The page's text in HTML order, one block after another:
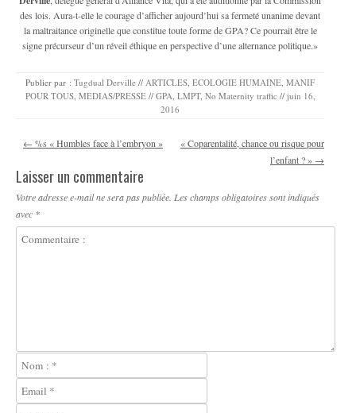
des lois. Aura-t-elle le courage d’afficher aujourd’hui sa fermeté unanime devant
la maltraitance originelle que constitue toute forme de GPA? Ce pourrait être le
signe précurseur d’un réveil éthique en perspective d’une alternance politique.»
Publier par : Tugdual Derville // ARTICLES ECOLOGIE HUMAINE MANIF
POUR TOUS, MEDIAS/PRESSE // GPA LMPT, No Maternity traffic // juin 16,
2016
Navigation des articles
← %s « Humbles face à l’embryon »
« Coparentalité, chance ou risque pour
l’enfant ? » →
Laisser un commentaire
Votre adresse e-mail ne sera pas publiée. Les champs obligatoires sont indiqués
avec *